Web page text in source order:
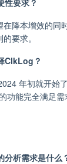
性要求？
在降本增效的同
要求。
ClkLog？
年初就开始
功能完全满足
分析需求是什么